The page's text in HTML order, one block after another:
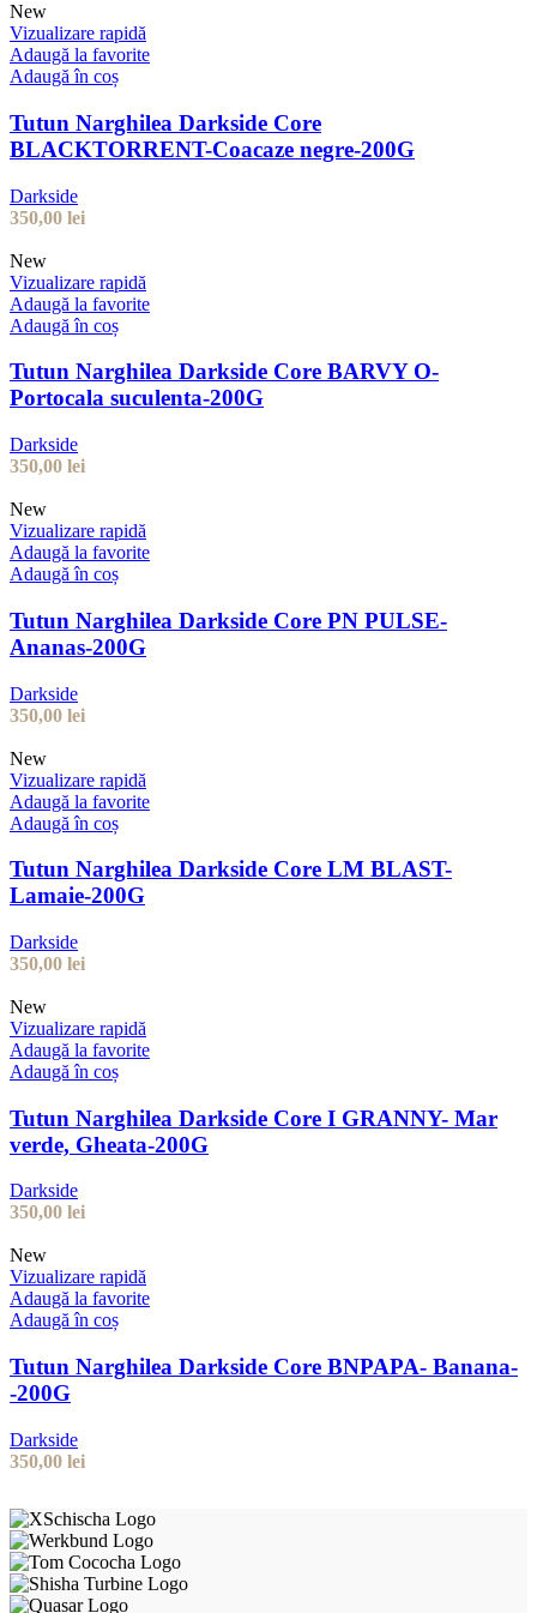
New
Vizualizare rapidă
Adaugă la favorite
Adaugă în coș
Tutun Narghilea Darkside Core
BLACKTORRENT-Coacaze negre-200G
Darkside
350,00 lei
New
Vizualizare rapidă
Adaugă la favorite
Adaugă în coș
Tutun Narghilea Darkside Core BARVY O-
Portocala suculenta-200G
Darkside
350,00 lei
New
Vizualizare rapidă
Adaugă la favorite
Adaugă în coș
Tutun Narghilea Darkside Core PN PULSE-
Ananas-200G
Darkside
350,00 lei
New
Vizualizare rapidă
Adaugă la favorite
Adaugă în coș
Tutun Narghilea Darkside Core LM BLAST-
Lamaie-200G
Darkside
350,00 lei
New
Vizualizare rapidă
Adaugă la favorite
Adaugă în coș
Tutun Narghilea Darkside Core I GRANNY- Mar
verde, Gheata-200G
Darkside
350,00 lei
New
Vizualizare rapidă
Adaugă la favorite
Adaugă în coș
Tutun Narghilea Darkside Core BNPAPA- Banana-
-200G
Darkside
350,00 lei